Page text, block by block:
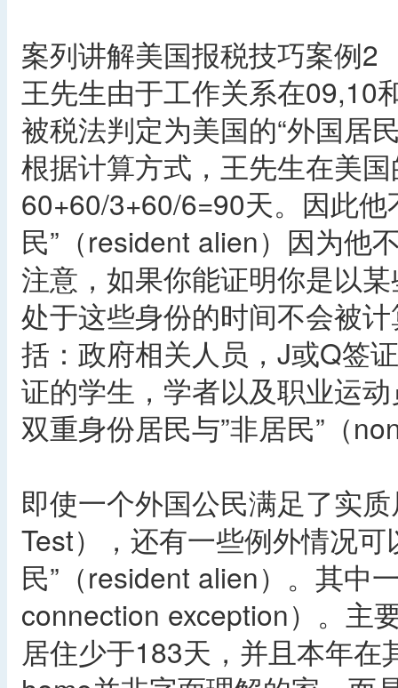
案列讲解美国报税技巧案例2
王先生由于工作关系在09,10
被税法判定为美国的“外国居
根据计算方式，王先生在美
60+60/3+60/6=90天。因此
民”（resident alien）因为他
注意，如果你能证明你是以
处于这些身份的时间不会被
括：政府相关人员，J或Q签
证的学生，学者以及职业运
双重身份居民与”非居民”（
即使一个外国公民满足了实
Test），还有一些例外情况
民”（resident alien）。其中
connection exception）。主
居住少于183天，并且本年